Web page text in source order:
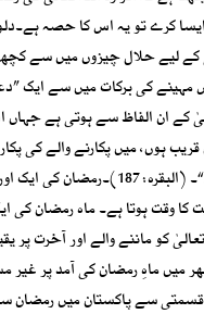
ایسا کرے تو یہ اس کا حصہ
کے لیے حلال چیزوں میں سے
کی برکات میں سے ایک
کے ان الفاظ سے ہوتی ہے
ہوں، میں پکارنے والے کی
قبول کرتا ہوں جب وہ مجھے پکارتا ہے، پس چاہیے کہ وہ میری بات مانیں اور مجھ پر ایمان لائیں تاکہ وہ
کا وقت ہوتا ہے۔ ماہ رمضان کی
کو ماننے والے اور آخرت پر
میں ماہِ رمضان کی آمد پر غیر
سے پاکستان میں رمضان